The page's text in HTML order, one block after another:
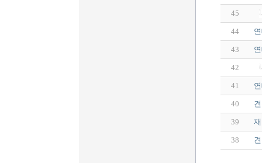
45
44
43
42
41
40
39
38